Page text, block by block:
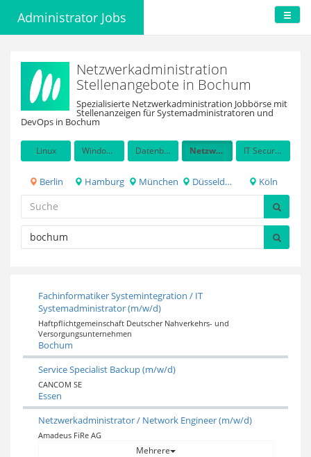
Administrator Jobs
Netzwerkadministration
Stellenangebote in Bochum
Spezialisierte Netzwerkadministration Jobbörse mit
Stellenanzeigen für Systemadministratoren und
DevOps in Bochum
Linux Windows Server Datenbanken Netzwerkadministration IT Security / Auditing
Berlin Hamburg München Düsseldorf Köln
​​​​​​​Fachinformatiker Systemintegration / IT
Systemadministrator (m/w/d)
Haftpflichtgemeinschaft Deutscher Nahverkehrs- und
Versorgungsunternehmen
Bochum
Service Specialist Backup (m/w/d)
CANCOM SE
Essen
Netzwerkadministrator / Network Engineer (m/w/d)
Amadeus FiRe AG
Mehrere